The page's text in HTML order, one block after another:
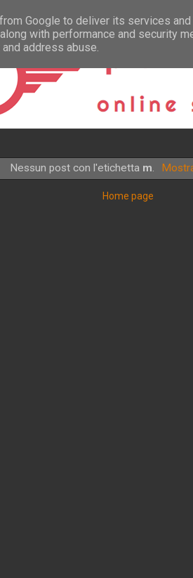
Nessun post con l'etichetta m.
Home page
Google to deliver its services
with performance and security
address abuse.